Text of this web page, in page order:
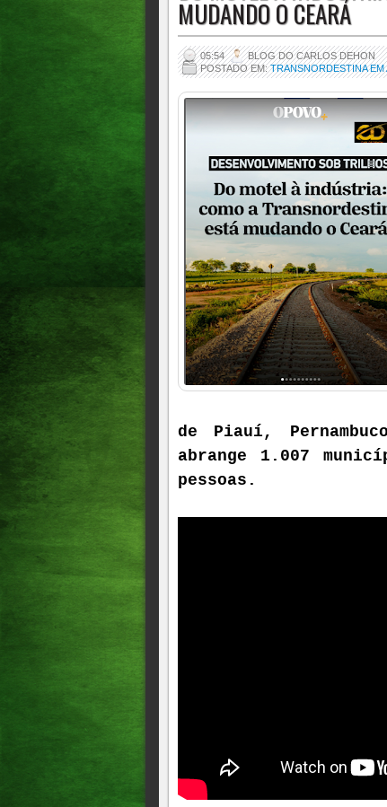
MUDANDO O CEARÁ
05:54
BLOG DO CARLOS DEHON
POSTADO EM:TRANSNORDESTINA EM
de Piauí,
abrange 1.007
pessoas.